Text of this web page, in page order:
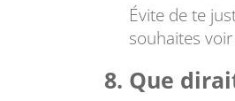
Évite de te
souhaites
Que